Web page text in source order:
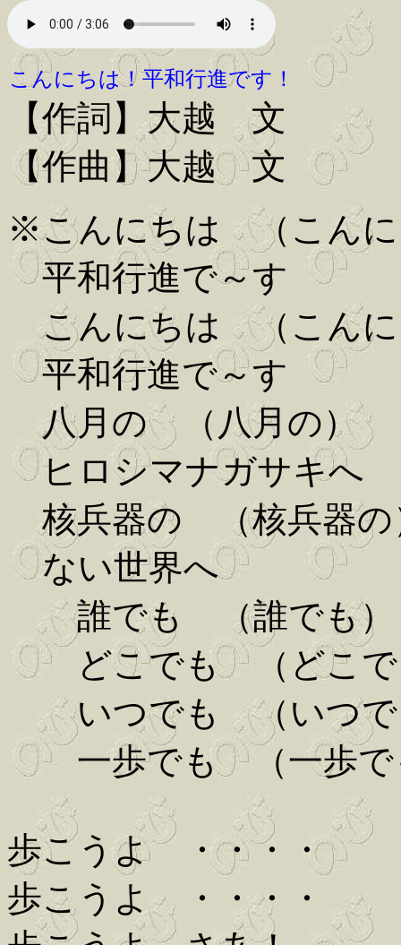
こんにちは！平和行進です！
【作詞】大越 文
【作曲】大越 文
※こんにちは （こんに
平和行進で～す
こんにちは （こんに
平和行進で～す
八月の （八月の）
ヒロシマナガサキへ
核兵器の （核兵器の
ない世界へ
誰でも （誰でも）
どこでも （どこで
いつでも （いつで
一歩でも （一歩で
歩こうよ ・・・・
歩こうよ ・・・・